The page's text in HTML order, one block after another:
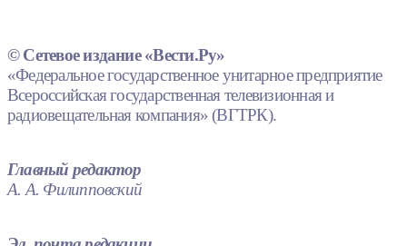
© Сетевое издание «Вести.Ру»
«Федеральное государственное унитарное предприятие
Всероссийская государственная телевизионная и
радиовещательная компания» (ВГТРК).
Главный редактор
А. А. Филипповский